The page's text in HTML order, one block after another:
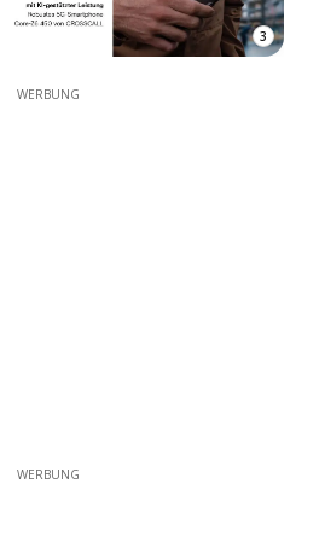
3
WERBUNG
WERBUNG